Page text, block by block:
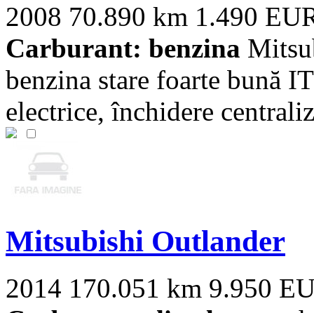
2008 70.890 km 1.490
Carburant: benzina
benzina stare foarte bună
electrice, închidere
Mitsubishi Outlander
2014 170.051 km 9.950